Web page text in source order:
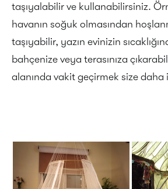
taşıyalabilir ve kullanabilirsiniz.
havanın soğuk olmasından
taşıyabilir, yazın evinizin
bahçenize veya terasınıza
alanında vakit geçirmek size daha